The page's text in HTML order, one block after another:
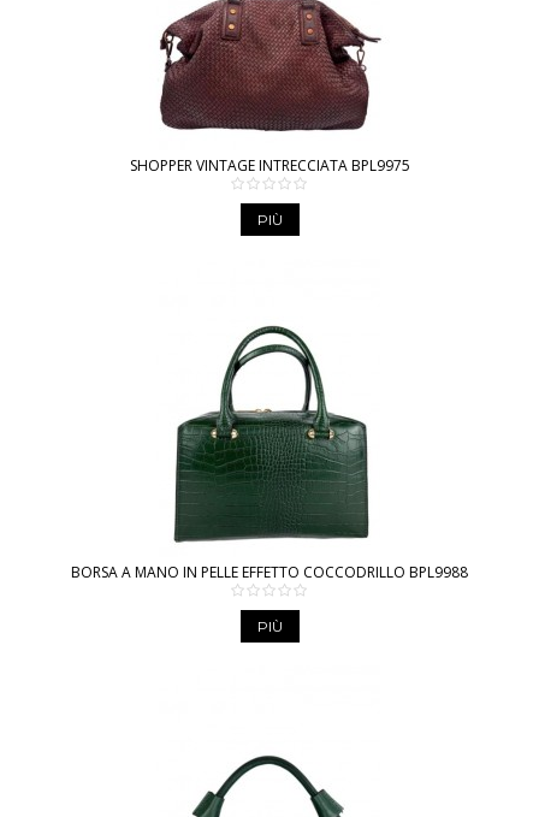
SHOPPER VINTAGE INTRECCIATA BPL9975
PIÙ
BORSA A MANO IN PELLE EFFETTO COCCODRILLO BPL9988
PIÙ